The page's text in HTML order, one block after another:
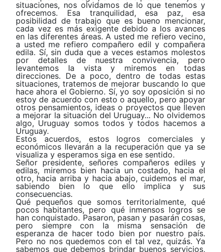
situaciones, nos olvidamos de lo que tenemos y
ofrecemos. Esa tranquilidad, esa paz, esa
posibilidad de trabajo que es bueno mencionar,
cada vez es más exigente debido a los avances
en las diferentes áreas. A usted me refiero vecino,
a usted me refiero compañero edil y compañera
edila. Sí, sin duda que a veces estamos molestos
por detalles de nuestra convivencia, pero
levantemos Ia vista y miremos en todas
direcciones. De a poco, dentro de todas estas
situaciones, tratemos de mejorar buscando lo que
hace ahora el Gobierno. Sí, yo soy oposición si no
estoy de acuerdo con esto o aquello, pero apoyar
otros pensamientos, ideas o proyectos que lleven
a mejorar la situación del Uruguay... No olvidemos
algo, Uruguay somos todos y todos hacemos a
Uruguay.
Estos acuerdos, estos logros comerciales y
económicos llevarán a la recuperación que ya se
visualiza y esperamos siga en ese sentido.
Señor presidente, señores compañeros ediles y
edilas, miremos bien hacia un costado, hacia eI
otro, hacia arriba y hacia abajo, cuidemos el mar,
sabiendo bien lo que ello implica y sus
consecuencias.
Qué pequeños que somos territorialmente, qué
pocos habitantes, pero qué inmensos logros se
han conquistado. Pasaron, pasan y pasarán cosas,
pero siempre con la misma sensación de
esperanza de hacer todo bien por nuestro país.
Pero no nos quedemos con el tal vez, quizás. Ya
sabemos que debemos brindar buenos servicios,